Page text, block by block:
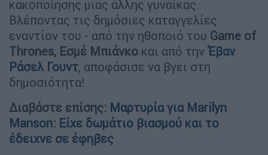
κακοποίησης μιας άλλης γυναίκας.
Βλέποντας τις δημόσιες καταγγελίες
εναντίον του - από την ηθοποιό του Game of
Thrones, Εσμέ Μπιάνκο και από την Έβαν
Ράσελ Γουντ, αποφάσισε να βγει στη
δημοσιότητα!
Διαβάστε επίσης: Μαρτυρία για Marilyn
Manson: Είχε δωμάτιο βιασμού και το
έδειχνε σε έφηβες